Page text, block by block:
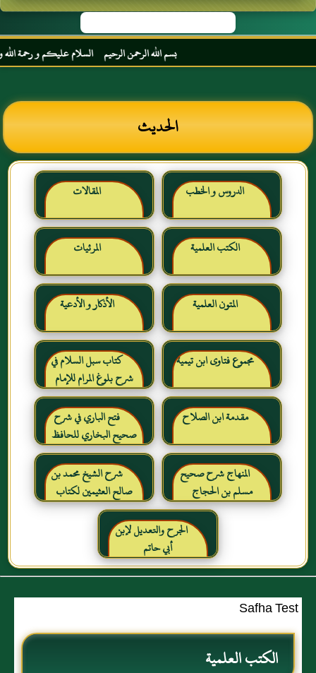
بسم الله الرحمن الرحيم السلام عليكم و رحمة الله و
الحديث
الدروس و الخطب المقالات
الكتب العلمية المرئيات
المتون العلمية الأذكار و الأدعية
مجموع فتاوى ابن تيمية
كتاب سبل السلام في
شرح بلوغ المرام للإمام
الصنعاني رحمه الله
مقدمة ابن الصلاح
فتح الباري في شرح
صحيح البخاري للحافظ
ابن حجر العسقلاني
المنهاج شرح صحيح
مسلم بن الحجاج
شرح الشيخ محمد بن
صالح العثيمين لكتاب
رياض الصالحين للإمام
النووي رحمهم الله تعالىالجرح والتعديل لإبن
أبي حاتم
Safha Test
الكتب العلمية